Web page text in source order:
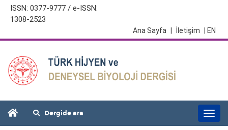
ISSN: 0377-9777 / e-ISSN:
1308-2523
| EN
İletişim
Ana Sayfa
Dergide ara